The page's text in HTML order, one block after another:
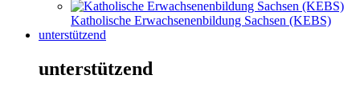
Katholische Erwachsenenbildung Sachsen (KEBS)
unterstützend
unterstützend